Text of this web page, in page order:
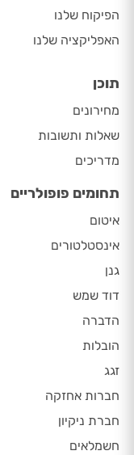
הפיקוח שלנו
האפליקציה שלנו
תוכן
מחירונים
שאלות ותשובות
מדריכים
תחומים פופולריים
איטום
אינסטלטורים
גנן
דוד שמש
הדברה
הובלות
זגג
חברות אחזקה
חברת ניקיון
חשמלאים